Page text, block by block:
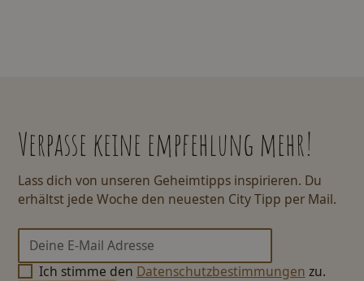
Verpasse keine empfehlung mehr!
Lass dich von unseren Geheimtipps inspirieren. Du
erhältst jede Woche den neuesten City Tipp per Mail.
Ich stimme den Datenschutzbestimmungen zu.